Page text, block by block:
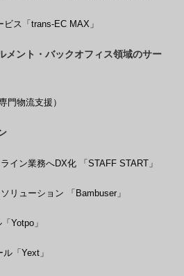
ス「trans-EC MAX」
メント・バックオフィス領域のサー
門物流支援）
イン業務へDX化 「STAFF START」
リューション 「Bambuser」
Yotpo」
「Yext」